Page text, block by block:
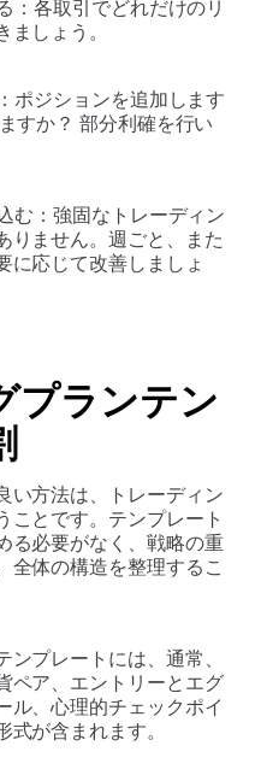
しょう。
ポジションを追加します
すか？ 部分利確を行い
む：強固なトレーディン
りません。週ごと、また
に応じて改善しましょ
プランテン
い方法は、トレーディン
ことです。テンプレート
る必要がなく、戦略の重
全体の構造を整理するこ
プレートには、通常、
ペア、エントリーとエグ
ル、心理的チェックポイ
が含まれます。